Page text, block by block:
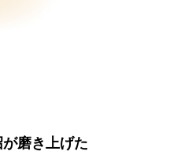
磨き上げた